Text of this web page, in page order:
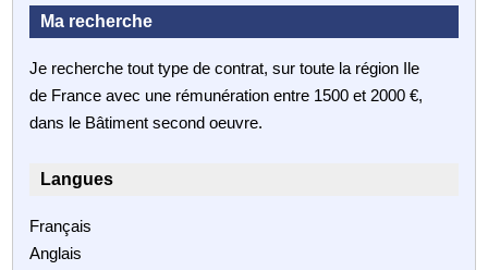
Ma recherche
Je recherche tout type de contrat, sur toute la région Ile
de France avec une rémunération entre 1500 et 2000 €,
dans le Bâtiment second oeuvre.
Langues
Français
Anglais